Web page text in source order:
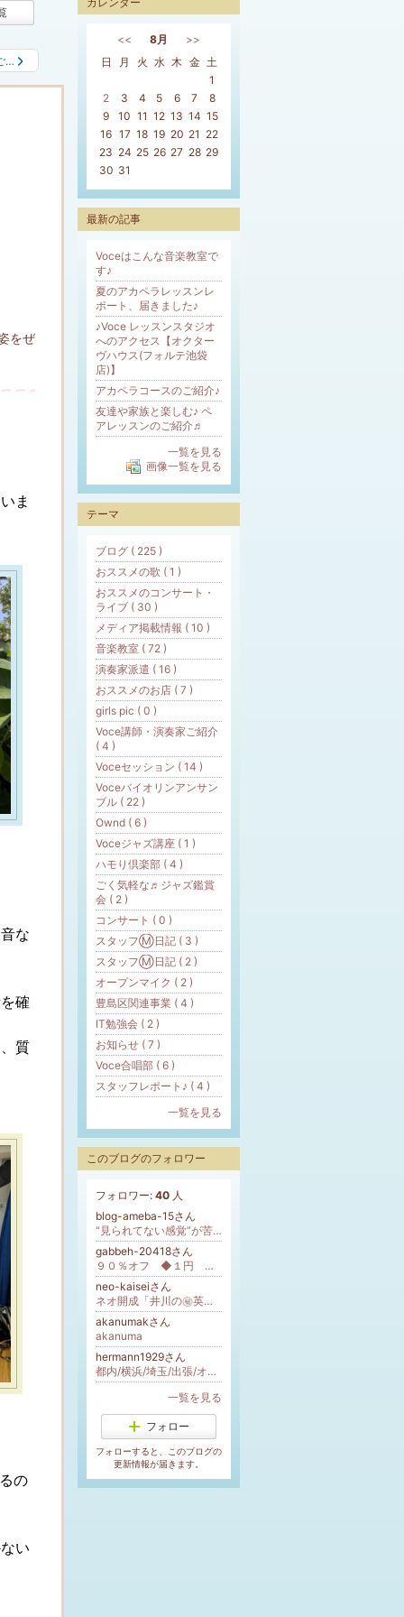
…
をぜ
ま
な
確
質
の
い
<< 8月
>>
日
月 火 水 木 金 土
1
2
3 4 5 6 7
8
9
10 11 12 13 14 15
16 17 18 19 20 21 22
23 24 25 26 27 28 29
30 31
最新の記事
Voceはこんな音楽教室で
す♪
夏のアカペラレッスンレ
ポート、届きました♪
♪Voce レッスンスタジオ
へのアクセス【オクター
ヴハウス(フォルテ池袋
店)】
アカペラコースのご紹介♪
友達や家族と楽しむ♪ ペ
アレッスンのご紹介♬
一覧を見る
画像一覧を見る
テーマ
ブログ ( 225 )
おススメの歌 ( 1 )
おススメのコンサート・
ライブ ( 30 )
メディア掲載情報 ( 10 )
音楽教室 ( 72 )
演奏家派遣 ( 16 )
おススメのお店 ( 7 )
girls pic ( 0 )
Voce講師・演奏家ご紹介
( 4 )
Voceセッション ( 14 )
Voceバイオリンアンサン
ブル ( 22 )
Ownd ( 6 )
Voceジャズ講座 ( 1 )
ハモり倶楽部 ( 4 )
ごく気軽な♬ジャズ鑑賞
会 ( 2 )
コンサート ( 0 )
スタッフⓂ️日記 ( 3 )
スタッフⓂ︎日記 ( 2 )
オープンマイク ( 2 )
豊島区関連事業 ( 4 )
IT勉強会 ( 2 )
お知らせ ( 7 )
Voce合唱部 ( 6 )
スタッフレポート♪ ( 4 )
一覧を見る
このブログのフォロワー
フォロワー: 40 人
blog-ameba-15さん
“見られてない感覚”が苦しかった
gabbeh-20418さん
９０％オフ ◆１円 ペルシャ絨毯◆ ギャッベ シークレットセール
neo-kaiseiさん
ネオ開成「井川の㊙英単語１２３４」イカぽん塾長言葉遊び
akanumakさん
akanuma
hermann1929さん
都内/横浜/埼玉/出張/オンライン/ボイストレーニング・声楽教室
一覧を見る
フォロー
フォローすると、このブログの
更新情報が届きます。